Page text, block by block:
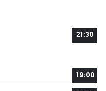
21:30
19:00